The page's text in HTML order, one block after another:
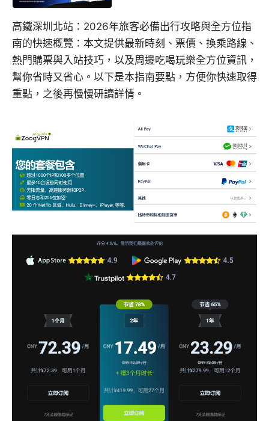
高鐵深圳北站：2026年旅客必備出行攻略與全方位指
南的快速概覽：本文提供最新時刻、票價、換乘路線、
熱門購票與入站技巧，以及周邊吃喝玩樂全方位資訊，
幫你省時又省心。以下是本指南要點，方便你快速取得
重點，之後再慢慢研讀詳情。